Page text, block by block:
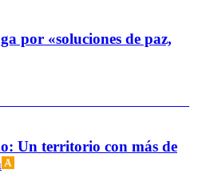
por «soluciones de paz,
Un territorio con más de